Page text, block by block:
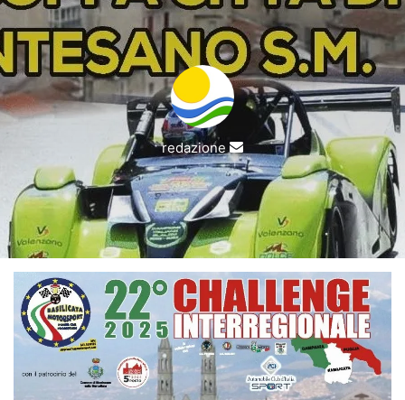
redazione
Invia
un'email